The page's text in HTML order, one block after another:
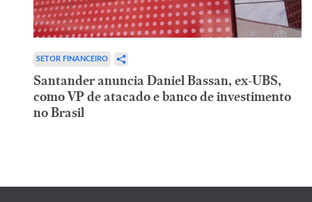
SETOR FINANCEIRO
Santander anuncia Daniel Bassan, ex-UBS,
como VP de atacado e banco de investimento
no Brasil